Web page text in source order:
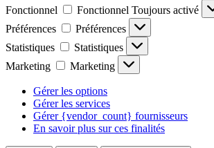
Fonctionnel
Fonctionnel Toujours activé
Préférences
Préférences
Statistiques
Statistiques
Marketing
Marketing
Gérer les options
Gérer les services
Gérer {vendor_count} fournisseurs
En savoir plus sur ces finalités